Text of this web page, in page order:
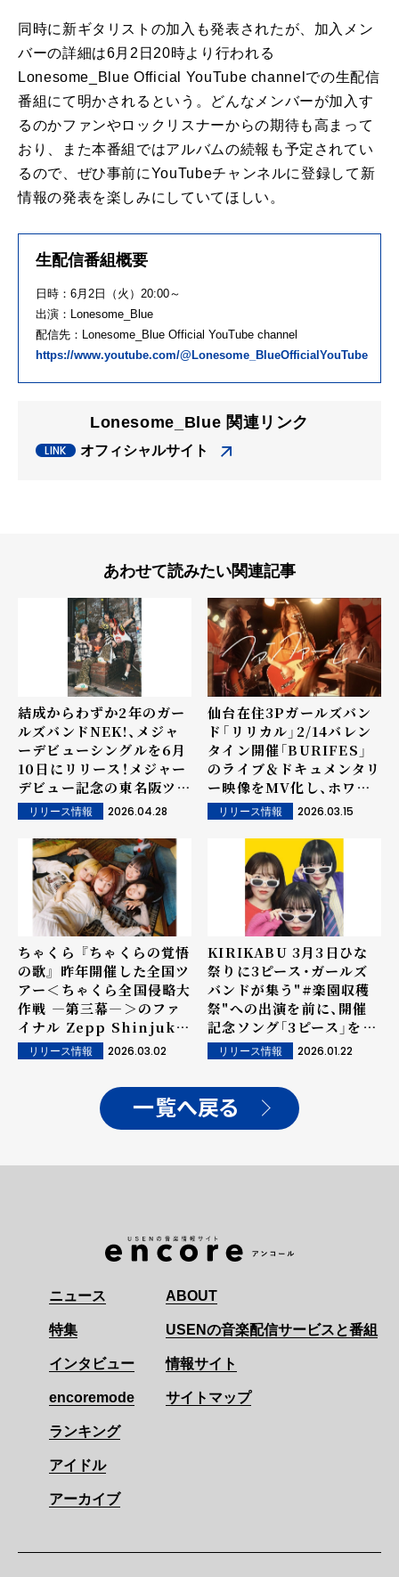
同時に新ギタリストの加入も発表されたが、加入メン
バーの詳細は6月2日20時より行われる
Lonesome_Blue Official YouTube channelでの生配信
番組にて明かされるという。どんなメンバーが加入す
るのかファンやロックリスナーからの期待も高まって
おり、また本番組ではアルバムの続報も予定されてい
るので、ぜひ事前にYouTubeチャンネルに登録して新
情報の発表を楽しみにしていてほしい。
生配信番組概要
日時：6月2日（火）20:00～
出演：Lonesome_Blue
配信先：Lonesome_Blue Official YouTube channel
https://www.youtube.com/@Lonesome_BlueOfficialYouTube
Lonesome_Blue 関連リンク
オフィシャルサイト
あわせて読みたい関連記事
結成からわずか2年のガー
ルズバンドNEK!、メジャ
ーデビューシングルを6月
10日にリリース！メジャー
デビュー記念の東名阪ツア
ーも決定！
リリース情報 2026.04.28
仙台在住3Pガールズバン
ド「リリカル」2/14バレン
タイン開催「BURIFES」
のライブ＆ドキュメンタリ
ー映像をMV化し、ホワイ
トデー公開！
リリース情報 2026.03.15
ちゃくら 『ちゃくらの覚悟
の歌』 昨年開催した全国ツ
アー＜ちゃくら全国侵略大
作戦 ―第三幕―＞のファ
イナル Zepp Shinjuku
で初披露した『ガールズバ
ンドは死なない』のライブ
リリース情報 2026.03.02
KIRIKABU 3月3日ひな
祭りに3ピース・ガールズ
バンドが集う"#楽園収穫
祭"への出演を前に、開催
記念ソング「3ピース」をリ
リース！
リリース情報 2026.01.22
一覧へ戻る
ニュース
特集
インタビュー
encoremode
ランキング
アイドル
アーカイブ
ABOUT
USENの音楽配信サービスと番組
情報サイト
サイトマップ